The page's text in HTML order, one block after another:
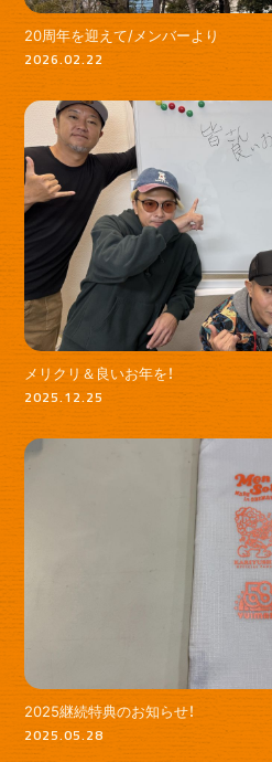
20周年を迎えて/メンバーより
2026.02.22
メリクリ＆良いお年を！
2025.12.25
2025継続特典のお知らせ！
2025.05.28